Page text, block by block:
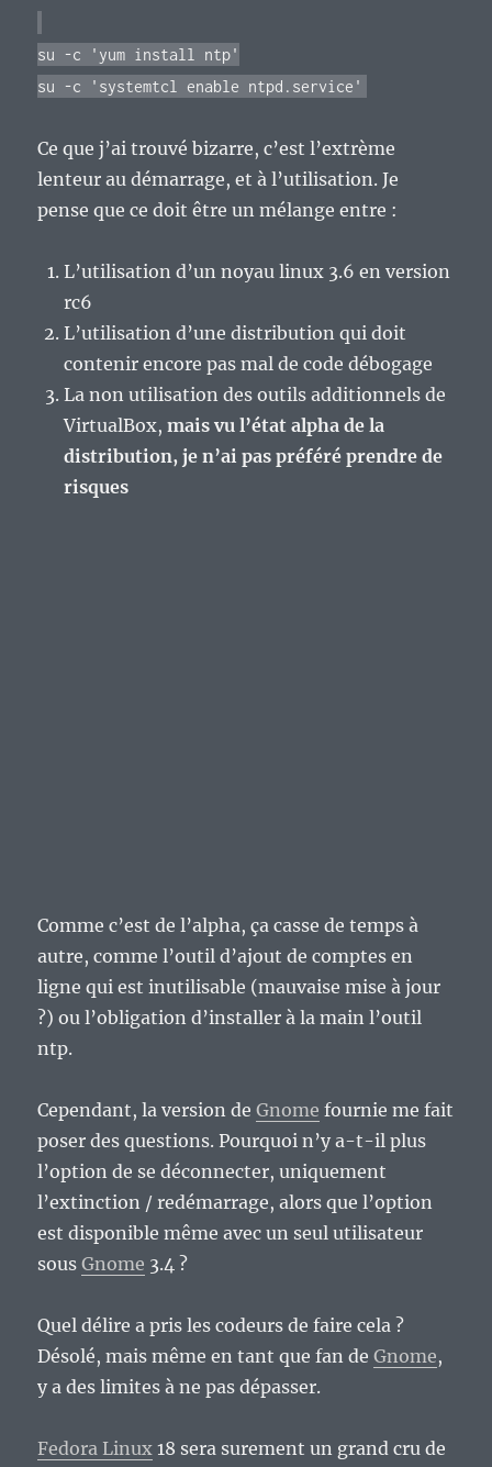
su -c 'yum install ntp'
su -c 'systemtcl enable ntpd.service'
Ce que j’ai trouvé bizarre, c’est l’extrème
lenteur au démarrage, et à l’utilisation. Je
pense que ce doit être un mélange entre :
L’utilisation d’un noyau linux 3.6 en version
rc6
L’utilisation d’une distribution qui doit
contenir encore pas mal de code débogage
La non utilisation des outils additionnels de
VirtualBox, mais vu l’état alpha de la
distribution, je n’ai pas préféré prendre de
risques
Comme c’est de l’alpha, ça casse de temps à
autre, comme l’outil d’ajout de comptes en
ligne qui est inutilisable (mauvaise mise à jour
?) ou l’obligation d’installer à la main l’outil
ntp.
Cependant, la version deGnome fournie me fait
poser des questions. Pourquoi n’y a-t-il plus
l’option de se déconnecter, uniquement
l’extinction / redémarrage, alors que l’option
est disponible même avec un seul utilisateur
sousGnome 3.4 ?
Quel délire a pris les codeurs de faire cela ?
Désolé, mais même en tant que fan deGnome,
y a des limites à ne pas dépasser.
Fedora Linux 18 sera surement un grand cru de